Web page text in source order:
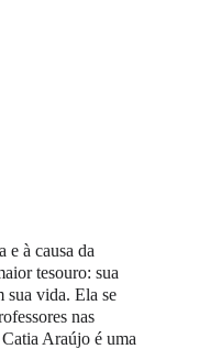
e à causa da
tesouro: sua
sua vida. Ela se
nas
Araújo é uma